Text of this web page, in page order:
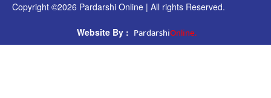
Copyright ©2026 Pardarshi Online | All rights Reserved.
Website By : PardarshiOnline.